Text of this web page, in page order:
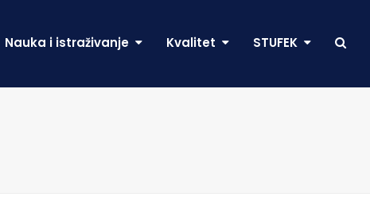
Nauka i istraživanje Kvalitet STUFEK